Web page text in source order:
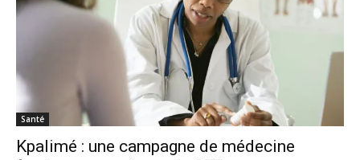
Santé
Kpalimé : une campagne de médecine